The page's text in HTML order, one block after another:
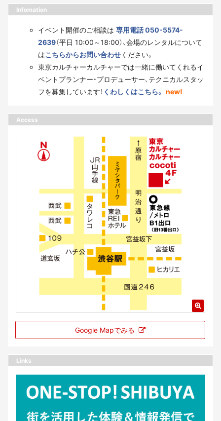
Infomation
イベント開催のご相談は 専用電話 050-5574-
2639（平日 10:00～18:00）、会場のレンタルについて
はこちらからお問い合わせください。
東京カルチャーカルチャーでは一緒に働いてくれるイ
ベントプランナー・プロデューサー、テクニカルスタッ
フを募集しています！ くわしくはこちら。 new!
Access
Google Mapでみる
Links